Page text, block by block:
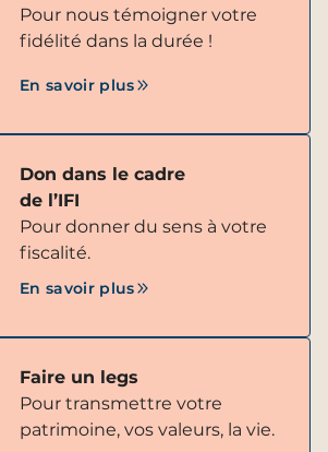
Pour nous témoigner votre
fidélité dans la durée !
En savoir plus
Don dans le cadre
de l’IFI
Pour donner du sens à votre
fiscalité.
En savoir plus
Faire un legs
Pour transmettre votre
patrimoine, vos valeurs, la vie.